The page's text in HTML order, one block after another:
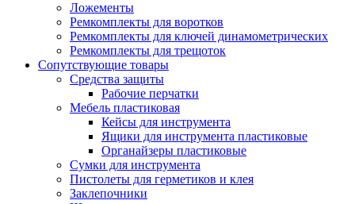
Ложементы
Ремкомплекты для воротков
Ремкомплекты для ключей динамометрических
Ремкомплекты для трещоток
Сопутствующие товары
Средства защиты
Рабочие перчатки
Мебель пластиковая
Кейсы для инструмента
Ящики для инструмента пластиковые
Органайзеры пластиковые
Сумки для инструмента
Пистолеты для герметиков и клея
Заклепочники